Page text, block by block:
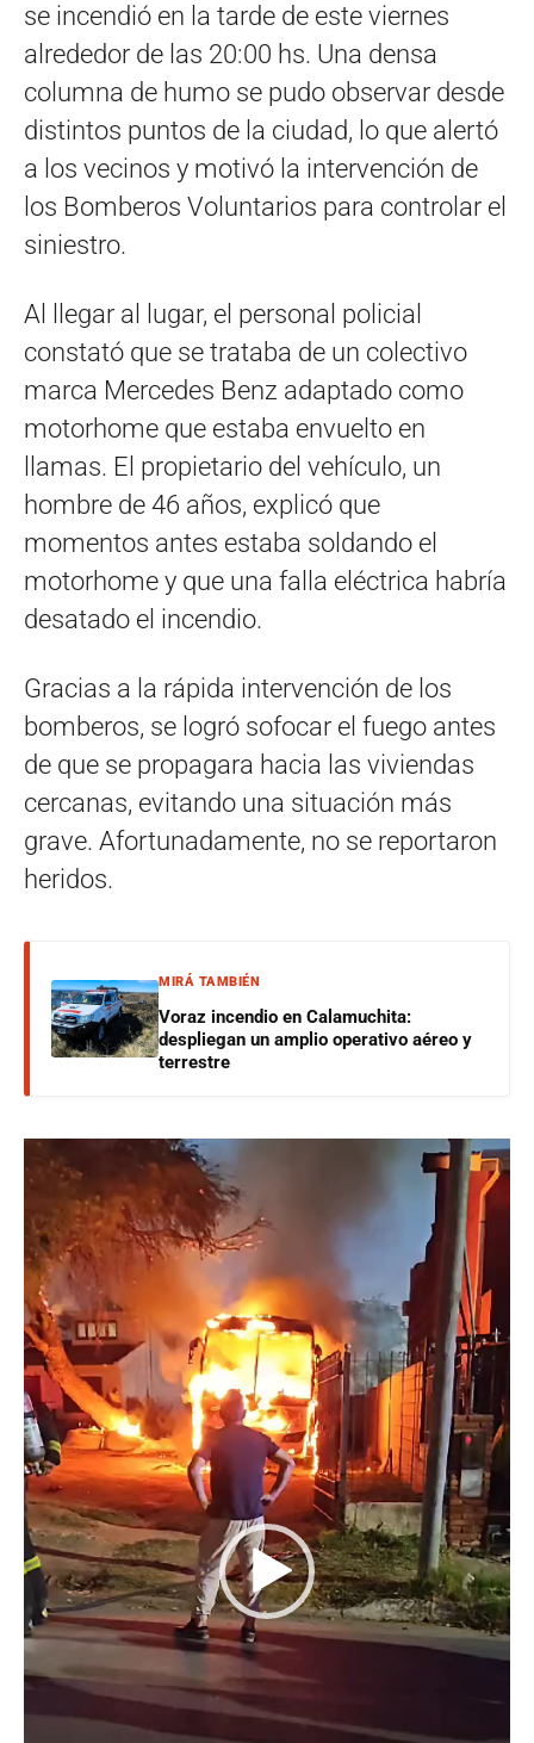
se incendió en la tarde de este viernes
alrededor de las 20:00 hs. Una densa
columna de humo se pudo observar desde
distintos puntos de la ciudad, lo que alertó
a los vecinos y motivó la intervención de
los Bomberos Voluntarios para controlar el
siniestro.
Al llegar al lugar, el personal policial
constató que se trataba de un colectivo
marca Mercedes Benz adaptado como
motorhome que estaba envuelto en
llamas. El propietario del vehículo, un
hombre de 46 años, explicó que
momentos antes estaba soldando el
motorhome y que una falla eléctrica habría
desatado el incendio.
Gracias a la rápida intervención de los
bomberos, se logró sofocar el fuego antes
de que se propagara hacia las viviendas
cercanas, evitando una situación más
grave. Afortunadamente, no se reportaron
heridos.
MIRÁ TAMBIÉN
Voraz incendio en Calamuchita:
despliegan un amplio operativo aéreo y
terrestre
Reproductor
vídeo